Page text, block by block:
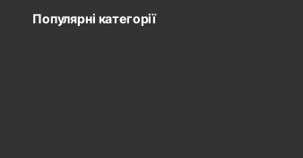
Популярні категорії